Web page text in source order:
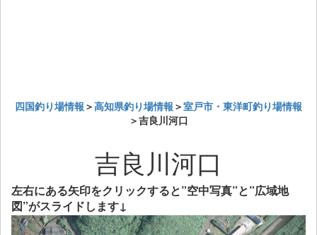
四国釣り場情報 ＞高知県釣り場情報 ＞室戸市・東洋町釣り場情報
＞吉良川河口
吉良川河口
左右にある矢印をクリックすると”空中写真”と”広域地
図”がスライドします↓
Previous Next